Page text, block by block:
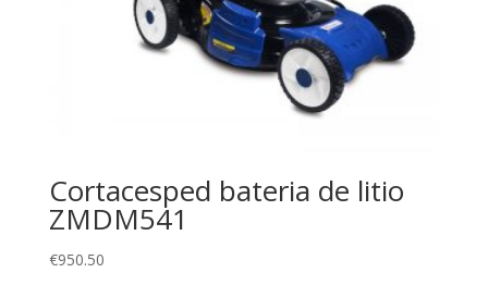
Cortacesped bateria de litio
ZMDM541
€950.50